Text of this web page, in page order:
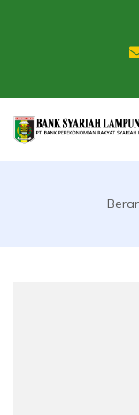
Lampung